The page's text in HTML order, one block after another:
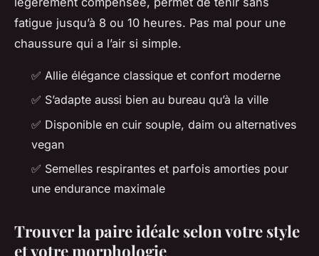
fatigue jusqu’à 8 ou 10 heures. Pas mal pour une
chaussure qui a l’air si simple.
✅ Allie élégance classique et confort moderne
✅ S’adapte aussi bien au bureau qu’à la ville
✅ Disponible en cuir souple, daim ou alternatives
vegan
✅ Semelles respirantes et parfois amorties pour
une endurance maximale
Trouver la paire idéale selon votre style
et votre morphologie